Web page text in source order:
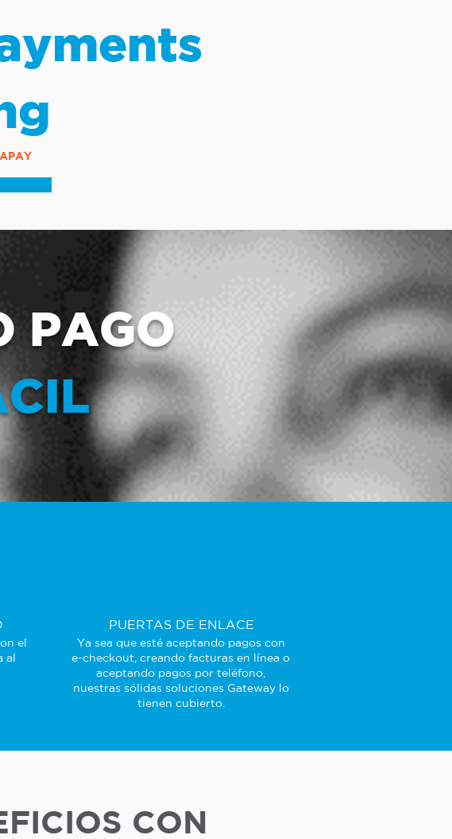
PAGO
el
al
PUERTAS DE ENLACE
Ya sea que esté aceptando pagos con
e-checkout, creando facturas en línea o
aceptando pagos por teléfono,
nuestras sólidas soluciones Gateway lo
tienen cubierto.
CON